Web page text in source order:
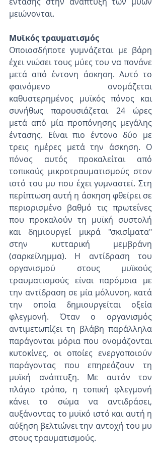
μειώνονται.
Μυϊκός τραυματισμός
Οποιοσδήποτε γυμνάζεται με βάρη
έχει νιώσει τους μύες του να πονάνε
μετά από έντονη άσκηση. Αυτό το
φαινόμενο ονομάζεται
καθυστερημένος μυϊκός πόνος και
συνήθως παρουσιάζεται 24 ώρες
μετά από μία προπόνησης μεγάλης
έντασης. Είναι πιο έντονο δύο με
τρεις ημέρες μετά την άσκηση. Ο
πόνος αυτός προκαλείται από
τοπικούς μικροτραυματισμούς στον
ιστό του μυ που έχει γυμναστεί. Στη
περίπτωση αυτή η άσκηση φθείρει σε
περιορισμένο βαθμό τις πρωτεΐνες
που προκαλούν τη μυϊκή συστολή
και δημιουργεί μικρά "σκισίματα"
στην κυτταρική μεμβράνη
(σαρκείλημμα). Η αντίδραση του
οργανισμού στους μυϊκούς
τραυματισμούς είναι παρόμοια με
την αντίδραση σε μία μόλυνση, κατά
την οποία δημιουργείται οξεία
φλεγμονή. Όταν ο οργανισμός
αντιμετωπίζει τη βλάβη παράλληλα
παράγονται μόρια που ονομάζονται
κυτοκίνες, οι οποίες ενεργοποιούν
παράγοντας που επηρεάζουν τη
μυϊκή ανάπτυξη. Με αυτόν τον
πλάγιο τρόπο, η τοπική φλεγμονή
κάνει το σώμα να αντιδράσει,
αυξάνοντας το μυϊκό ιστό και αυτή η
αύξηση βελτιώνει την αντοχή του μυ
στους τραυματισμούς.